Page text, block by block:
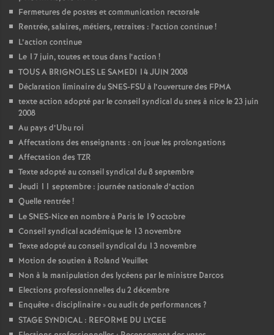
Fermetures de postes et communication rectorale
Rentrée, salaires, métiers, retraites : l’action continue!
L’action continue
Le 17 juin, toutes et tous dans l’action !
TOUS A BRIGNOLES LE SAMEDI 14 JUIN 2008
Déclaration liminaire du SNES-FSU à l’ouverture des FPMA
texte action adopté par le conseil syndical du snes à nice le 23 juin
2008
Au pays d’Ubu roi
Affectations des enseignants : on joue les prolongations
Affectation des TZR
Texte adopté au conseil syndical du 8 septembre
Jeudi 11 septembre : journée nationale d’action
Quelle rentrée!
Le SNES-Nice en nombre à Paris le 19 octobre
Conseil syndical académique le 13 novembre
Texte adopté au conseil syndical du 13 novembre
Motion de soutien à Roland Veuillet
Non à la manipulation des lycéens par le ministre Darcos
Elections professionnelles du 2 décembre
Enquête «disciplinaire» ou audit de performances ?
STAGE SYNDICAL : REFORME DU LYCEE